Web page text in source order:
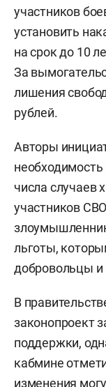
участников
установить
на срок до 10
За
лишения
рублей.
Авторы
числа случаев
участников
льготы,
добровольцы и
В
законопроект
поддержки,
кабмине
изменения